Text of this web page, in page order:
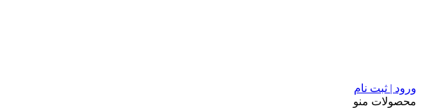
ورود | ثبت نام
محصولات منو